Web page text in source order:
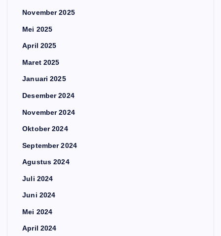
November 2025
Mei 2025
April 2025
Maret 2025
Januari 2025
Desember 2024
November 2024
Oktober 2024
September 2024
Agustus 2024
Juli 2024
Juni 2024
Mei 2024
April 2024